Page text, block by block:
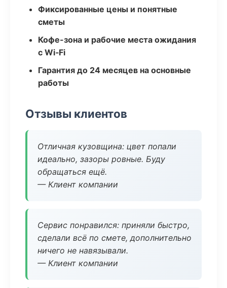
Фиксированные цены и понятные
сметы
Кофе-зона и рабочие места ожидания
с Wi‑Fi
Гарантия до 24 месяцев на основные
работы
Отзывы клиентов
Отличная кузовщина: цвет попали
идеально, зазоры ровные. Буду
обращаться ещё.
— Клиент компании
Сервис понравился: приняли быстро,
сделали всё по смете, дополнительно
ничего не навязывали.
— Клиент компании